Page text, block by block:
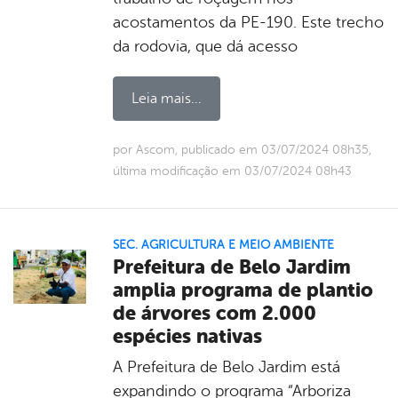
acostamentos da PE-190. Este trecho
da rodovia, que dá acesso
Leia mais...
por Ascom, publicado em 03/07/2024 08h35,
última modificação em 03/07/2024 08h43
SEC. AGRICULTURA E MEIO AMBIENTE
Prefeitura de Belo Jardim
amplia programa de plantio
de árvores com 2.000
espécies nativas
A Prefeitura de Belo Jardim está
expandindo o programa “Arboriza